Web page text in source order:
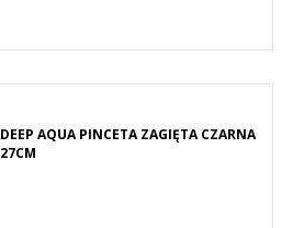
DEEP AQUA PINCETA ZAGIĘTA CZARNA
27CM